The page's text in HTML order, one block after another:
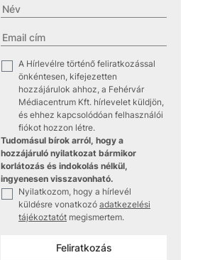
A Hírlevélre történő feliratkozással
önkéntesen, kifejezetten
hozzájárulok ahhoz, a Fehérvár
Médiacentrum Kft. hírlevelet küldjön,
és ehhez kapcsolódóan felhasználói
fiókot hozzon létre.
Tudomásul bírok arról, hogy a
hozzájáruló nyilatkozat bármikor
korlátozás és indokolás nélkül,
ingyenesen visszavonható.
Nyilatkozom, hogy a hírlevél
küldésre vonatkozó adatkezelési
tájékoztatót megismertem.
Feliratkozás